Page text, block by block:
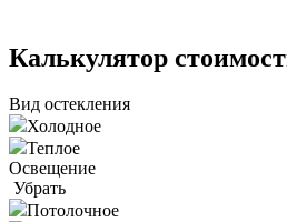
Калькулятор
Вид остекления
Холодное
Теплое
Освещение
Убрать
Потолочное